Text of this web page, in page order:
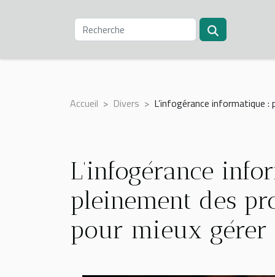
Accueil Divers L’infogérance informatique
L’infogérance
pleinement des
pour mieux gérer